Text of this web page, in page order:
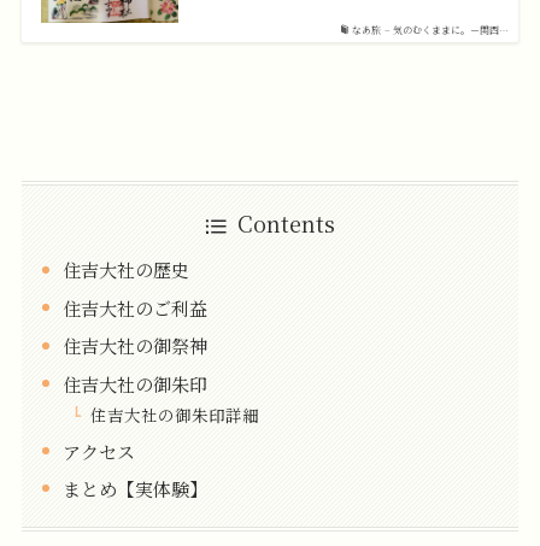
なあ旅 – 気のむくままに。－関西…
Contents
住吉大社の歴史
住吉大社のご利益
住吉大社の御祭神
住吉大社の御朱印
住吉大社の御朱印詳細
アクセス
まとめ【実体験】